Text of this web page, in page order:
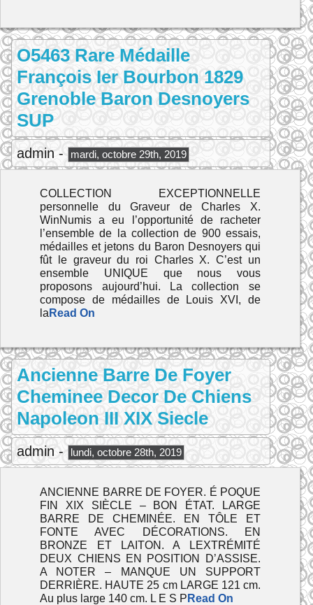
O5463 Rare Médaille
François Ier Bourbon 1829
Grenoble Baron Desnoyers
SUP
admin - mardi, octobre 29th, 2019
COLLECTION EXCEPTIONNELLE
personnelle du Graveur de Charles X.
WinNumis a eu l’opportunité de racheter
l’ensemble de la collection de 900 essais,
médailles et jetons du Baron Desnoyers qui
fût le graveur du roi Charles X. C’est un
ensemble UNIQUE que nous vous
proposons aujourd’hui. La collection se
compose de médailles de Louis XVI, de
la Read On
Ancienne Barre De Foyer
Cheminee Decor De Chiens
Napoleon III XIX Siecle
admin - lundi, octobre 28th, 2019
ANCIENNE BARRE DE FOYER. É POQUE
FIN XIX SIÈCLE – BON ÉTAT. LARGE
BARRE DE CHEMINÉE. EN TÔLE ET
FONTE AVEC DÉCORATIONS. EN
BRONZE ET LAITON. A LEXTRÉMITÉ
DEUX CHIENS EN POSITION D’ASSISE.
A NOTER – MANQUE UN SUPPORT
DERRIÈRE. HAUTE 25 cm LARGE 121 cm.
Au plus large 140 cm. L E S P Read On